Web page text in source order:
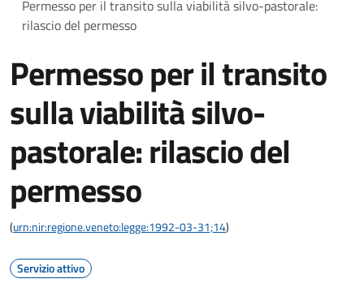
Permesso per il transito sulla viabilità silvo-pastorale:
rilascio del permesso
Permesso per il transito
sulla viabilità silvo-
pastorale: rilascio del
permesso
(urn:nir:regione.veneto:legge:1992-03-31;14)
Servizio attivo